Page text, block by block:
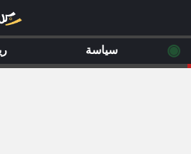
◉ سياسة